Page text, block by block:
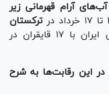
آب‌های آرام قهرمانی زیر
ترکستان
برگزار می‌شود و تیم ملی ایران با ۱۷ قایقران در
در این رقابت‌ها به شرح